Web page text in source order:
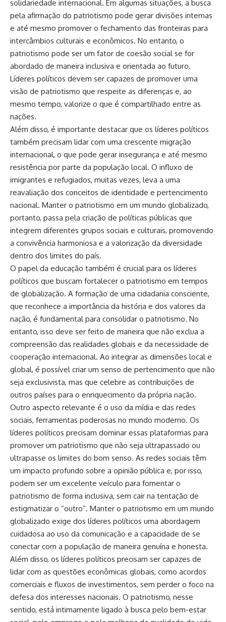
solidariedade internacional. Em algumas situações, a busca
pela afirmação do patriotismo pode gerar divisões internas
e até mesmo promover o fechamento das fronteiras para
intercâmbios culturais e econômicos. No entanto, o
patriotismo pode ser um fator de coesão social se for
abordado de maneira inclusiva e orientada ao futuro.
Líderes políticos devem ser capazes de promover uma
visão de patriotismo que respeite as diferenças e, ao
mesmo tempo, valorize o que é compartilhado entre as
nações.
Além disso, é importante destacar que os líderes políticos
também precisam lidar com uma crescente migração
internacional, o que pode gerar insegurança e até mesmo
resistência por parte da população local. O influxo de
imigrantes e refugiados, muitas vezes, leva a uma
reavaliação dos conceitos de identidade e pertencimento
nacional. Manter o patriotismo em um mundo globalizado,
portanto, passa pela criação de políticas públicas que
integrem diferentes grupos sociais e culturais, promovendo
a convivência harmoniosa e a valorização da diversidade
dentro dos limites do país.
O papel da educação também é crucial para os líderes
políticos que buscam fortalecer o patriotismo em tempos
de globalização. A formação de uma cidadania consciente,
que reconhece a importância da história e dos valores da
nação, é fundamental para consolidar o patriotismo. No
entanto, isso deve ser feito de maneira que não exclua a
compreensão das realidades globais e da necessidade de
cooperação internacional. Ao integrar as dimensões local e
global, é possível criar um senso de pertencimento que não
seja exclusivista, mas que celebre as contribuições de
outros países para o enriquecimento da própria nação.
Outro aspecto relevante é o uso da mídia e das redes
sociais, ferramentas poderosas no mundo moderno. Os
líderes políticos precisam dominar essas plataformas para
promover um patriotismo que não seja ultrapassado ou
ultrapasse os limites do bom senso. As redes sociais têm
um impacto profundo sobre a opinião pública e, por isso,
podem ser um excelente veículo para fomentar o
patriotismo de forma inclusiva, sem cair na tentação de
estigmatizar o “outro”. Manter o patriotismo em um mundo
globalizado exige dos líderes políticos uma abordagem
cuidadosa ao uso da comunicação e a capacidade de se
conectar com a população de maneira genuína e honesta.
Além disso, os líderes políticos precisam ser capazes de
lidar com as questões econômicas globais, como acordos
comerciais e fluxos de investimentos, sem perder o foco na
defesa dos interesses nacionais. O patriotismo, nesse
sentido, está intimamente ligado à busca pelo bem-estar